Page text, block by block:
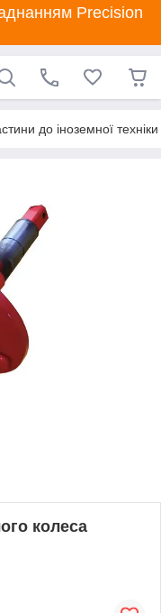
Precision
до іноземної техніки
колеса